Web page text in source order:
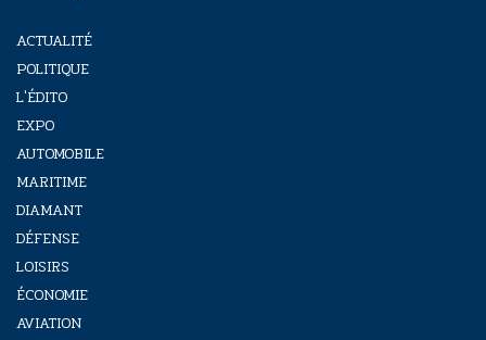
ACTUALITÉ
POLITIQUE
L'ÉDITO
EXPO
AUTOMOBILE
MARITIME
DIAMANT
DÉFENSE
LOISIRS
ÉCONOMIE
AVIATION